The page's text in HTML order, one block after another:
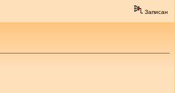
Записан